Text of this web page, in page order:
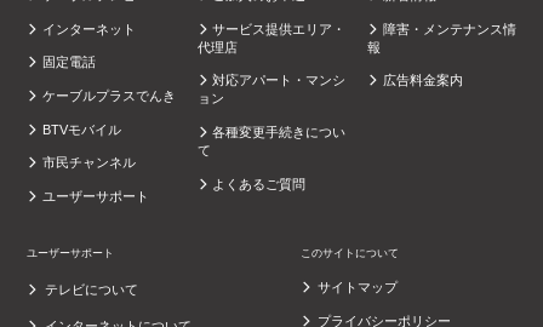
インターネット
固定電話
ケーブルプラスでんき
BTVモバイル
市民チャンネル
ユーザーサポート
サービス提供エリア・
代理店
対応アパート・マンシ
ョン
各種変更手続きについ
て
よくあるご質問
障害・メンテナンス情
報
広告料金案内
ユーザーサポート
テレビについて
このサイトについて
サイトマップ
プライバシーポリシー